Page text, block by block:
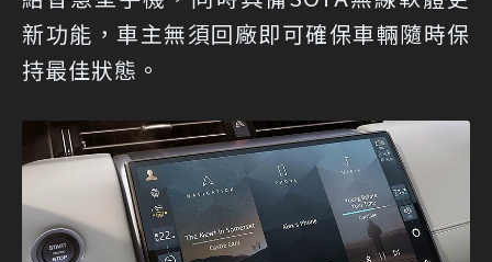
新功能，車主無須回廠即可確保車輛隨時保
持最佳狀態。